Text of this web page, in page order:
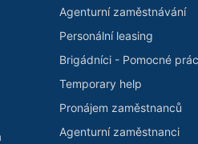
Agenturní zaměstnávání
Personální leasing
Brigádníci - Pomocné
Temporary help
Pronájem zaměstnanců
Agenturní zaměstnanci